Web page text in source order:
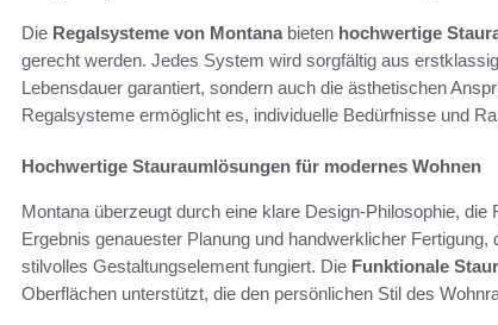
Die Regalsysteme von Montanabieten hochwertige
gerecht werden. Jedes System wird sorgfältig aus
Lebensdauer garantiert, sondern auch die ästhetischen
Regalsysteme ermöglicht es, individuelle Bedürfnisse und
Hochwertige Stauraumlösungen für modernes Wohnen
Montana überzeugt durch eine klare Design-Philosophie,
Ergebnis genauester Planung und handwerklicher
stilvolles Gestaltungselement fungiert. Die Funktionale
Oberflächen unterstützt, die den persönlichen Stil des